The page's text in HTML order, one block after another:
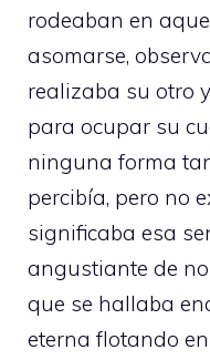
rodeaban en
asomarse,
realizaba su otro
para ocupar su
ninguna forma
percibía, pero no
significaba esa
angustiante de no
que se hallaba
eterna flotando